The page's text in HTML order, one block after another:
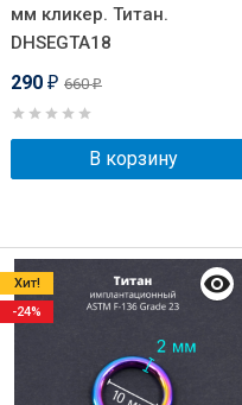
мм кликер. Титан.
DHSEGTA18
290 ₽ 660₽
В корзину
Хит!
-24%